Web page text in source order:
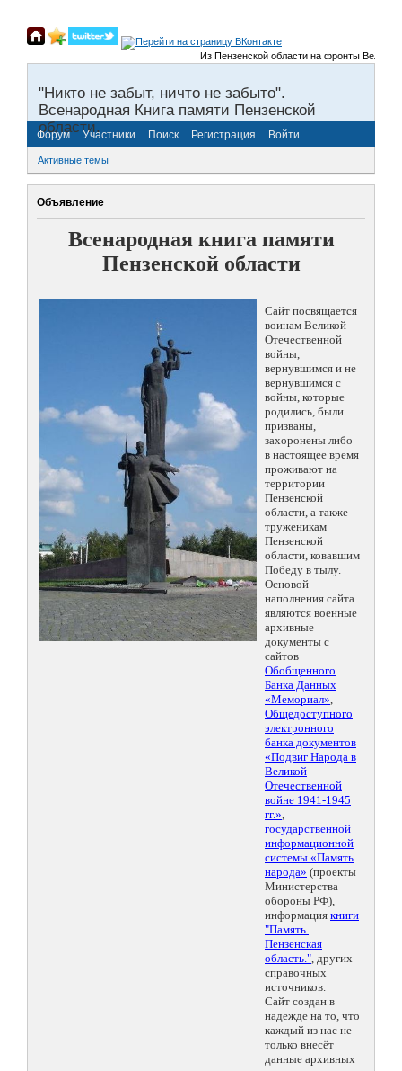
Из Пензенской области на фронты Великой
"Никто не забыт, ничто не забыто".
Всенародная Книга памяти Пензенской
области.
Форум Участники Поиск Регистрация Войти
Активные темы
Объявление
Всенародная книга памяти
Пензенской области
Сайт посвящается
воинам Великой
Отечественной
войны,
вернувшимся и не
вернувшимся с
войны, которые
родились, были
призваны,
захоронены либо
в настоящее время
проживают на
территории
Пензенской
области, а также
труженикам
Пензенской
области, ковавшим
Победу в тылу.
Основой
наполнения сайта
являются военные
архивные
документы с
сайтов
Обобщенного
Банка Данных
«Мемориал»,
Общедоступного
электронного
банка документов
«Подвиг Народа в
Великой
Отечественной
войне 1941-1945
гг.»,
государственной
информационной
системы «Память
народа» (проекты
Министерства
обороны РФ),
информация книги
"Память.
Пензенская
область.", других
справочных
источников.
Сайт создан в
надежде на то, что
каждый из нас не
только внесёт
данные архивных